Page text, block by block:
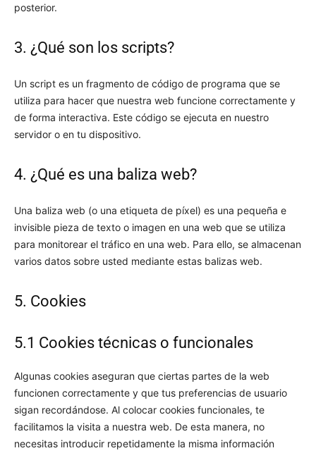
posterior.
3. ¿Qué son los scripts?
Un script es un fragmento de código de programa que se
utiliza para hacer que nuestra web funcione correctamente y
de forma interactiva. Este código se ejecuta en nuestro
servidor o en tu dispositivo.
4. ¿Qué es una baliza web?
Una baliza web (o una etiqueta de píxel) es una pequeña e
invisible pieza de texto o imagen en una web que se utiliza
para monitorear el tráfico en una web. Para ello, se almacenan
varios datos sobre usted mediante estas balizas web.
5. Cookies
5.1 Cookies técnicas o funcionales
Algunas cookies aseguran que ciertas partes de la web
funcionen correctamente y que tus preferencias de usuario
sigan recordándose. Al colocar cookies funcionales, te
facilitamos la visita a nuestra web. De esta manera, no
necesitas introducir repetidamente la misma información